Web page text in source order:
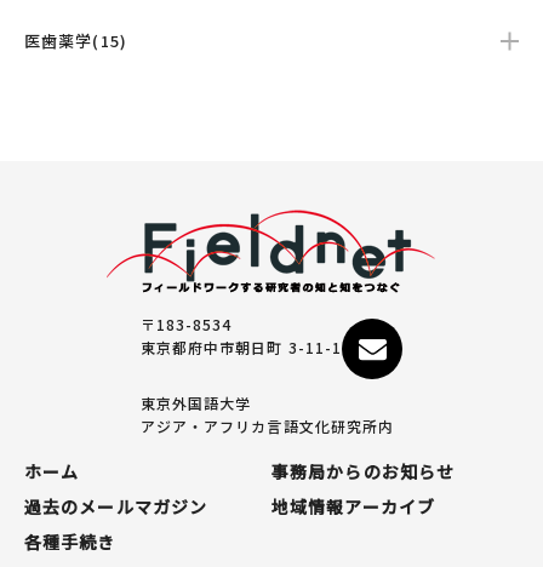
医歯薬学(15)
〒183-8534
東京都府中市朝日町 3-11-1
東京外国語大学
アジア・アフリカ言語文化研究所内
ホーム
事務局からのお知らせ
過去のメールマガジン
地域情報アーカイブ
各種手続き